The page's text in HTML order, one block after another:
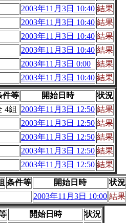
2003年11月3日 10:40 結果
2003年11月3日 10:40 結果
2003年11月3日 10:40 結果
2003年11月3日 10:40 結果
2003年11月3日 0:00
結果
2003年11月3日 10:40 結果
件等 開始日時
状況
4組 2003年11月3日 12:50 結果
2003年11月3日 12:50 結果
2003年11月3日 12:50 結果
2003年11月3日 12:50 結果
2003年11月3日 12:50 結果
条件等 開始日時
状況
2003年11月3日 10:00 結果
開始日時
状況